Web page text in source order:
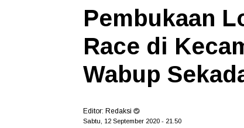
Pembukaan
Race di
Wabup
Editor: Redaksi
Sabtu, 12 September 2020 - 21.50